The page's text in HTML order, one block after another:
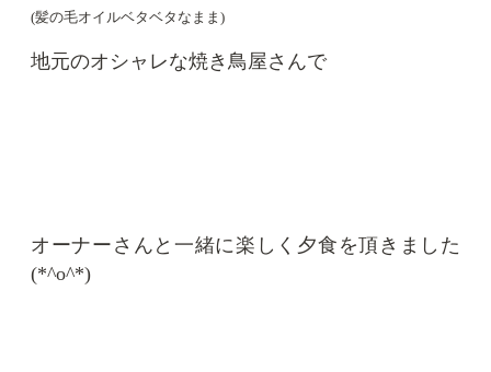
(髪の毛オイルベタベタなまま)
地元のオシャレな焼き鳥屋さんで
オーナーさんと一緒に楽しく夕食を頂きました
(*^o^*)